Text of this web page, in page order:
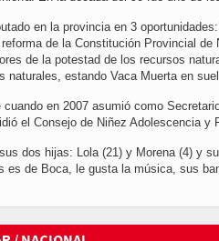
en la provincia en 3
de la Constitución Provincial
de la potestad de los recursos
naturales, estando Vaca Muerta en
en 2007 asumió como
el Consejo de Niñez Adolescencia y
dos hijas: Lola (21) y Morena (4) y
es de Boca, le gusta la música, sus